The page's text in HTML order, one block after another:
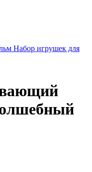
Набор игрушек для